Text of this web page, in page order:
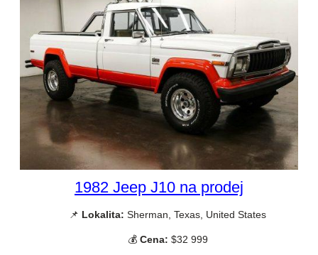
1982 Jeep J10 na prodej
📌 Lokalita: Sherman, Texas, United States
💰 Cena: $32 999